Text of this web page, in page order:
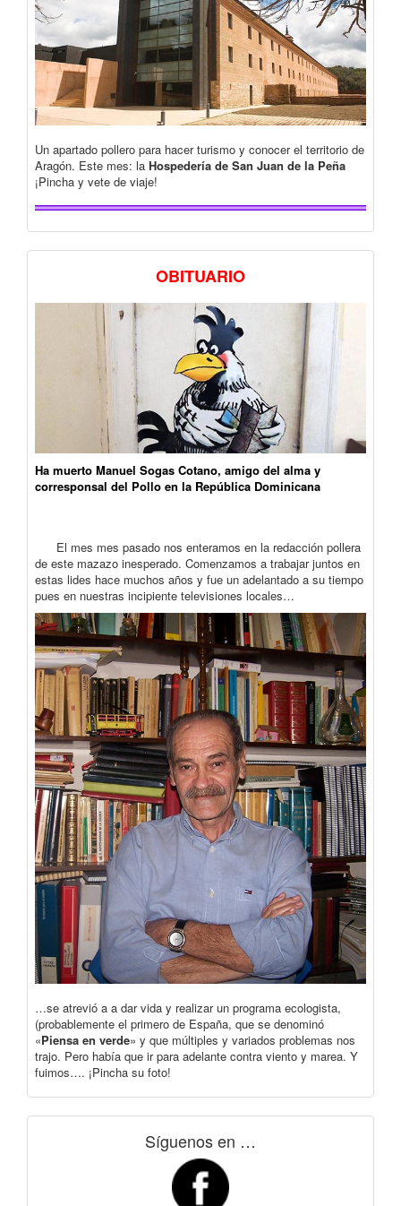
Un apartado pollero para hacer turismo y conocer el territorio de
Aragón. Este mes: la Hospedería de San Juan de la Peña
¡Pincha y vete de viaje!
OBITUARIO
Ha muerto Manuel Sogas Cotano, amigo del alma y
corresponsal del Pollo en la República Dominicana
El mes mes pasado nos enteramos en la redacción pollera
de este mazazo inesperado. Comenzamos a trabajar juntos en
estas lides hace muchos años y fue un adelantado a su tiempo
pues en nuestras incipiente televisiones locales…
…se atrevió a a dar vida y realizar un programa ecologista,
(probablemente el primero de España, que se denominó
«Piensa en verde» y que múltiples y variados problemas nos
trajo. Pero había que ir para adelante contra viento y marea. Y
fuimos…. ¡Pincha su foto!
Síguenos en …